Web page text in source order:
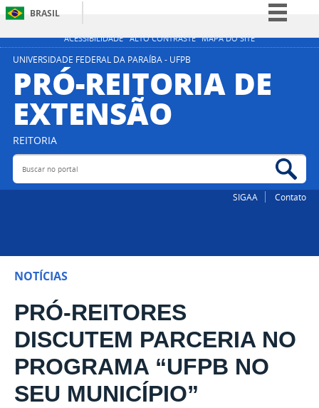
ACESSIBILIDADE ALTO CONTRASTE MAPA DO SITE
BRASIL
Simplifique!
Participe
UNIVERSIDADE FEDERAL DA PARAÍBA - UFPB
PRÓ-REITORIA DE
EXTENSÃO
REITORIA
Buscar no portal
SIGAA Contato
NOTÍCIAS
PRÓ-REITORES
DISCUTEM PARCERIA NO
PROGRAMA “UFPB NO
SEU MUNICÍPIO”